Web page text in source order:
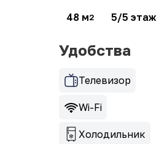
48 м2 5/5 этаж
Удобства
Телевизор
Wi-Fi
Холодильник